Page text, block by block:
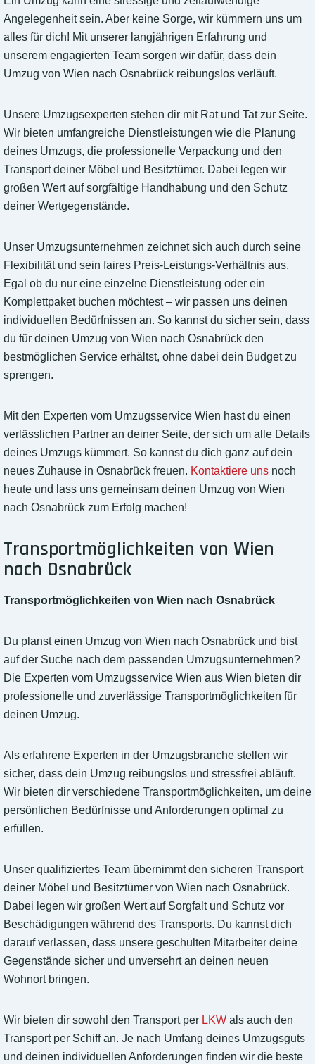
Angelegenheit sein. Aber keine Sorge, wir kümmern uns um
alles für dich! Mit unserer langjährigen Erfahrung und
unserem engagierten Team sorgen wir dafür, dass dein
Umzug von Wien nach Osnabrück reibungslos verläuft.
Unsere Umzugsexperten stehen dir mit Rat und Tat zur Seite.
Wir bieten umfangreiche Dienstleistungen wie die Planung
deines Umzugs, die professionelle Verpackung und den
Transport deiner Möbel und Besitztümer. Dabei legen wir
großen Wert auf sorgfältige Handhabung und den Schutz
deiner Wertgegenstände.
Unser Umzugsunternehmen zeichnet sich auch durch seine
Flexibilität und sein faires Preis-Leistungs-Verhältnis aus.
Egal ob du nur eine einzelne Dienstleistung oder ein
Komplettpaket buchen möchtest – wir passen uns deinen
individuellen Bedürfnissen an. So kannst du sicher sein, dass
du für deinen Umzug von Wien nach Osnabrück den
bestmöglichen Service erhältst, ohne dabei dein Budget zu
sprengen.
Mit den Experten vom Umzugsservice Wien hast du einen
verlässlichen Partner an deiner Seite, der sich um alle Details
deines Umzugs kümmert. So kannst du dich ganz auf dein
neues Zuhause in Osnabrück freuen. Kontaktiere uns noch
heute und lass uns gemeinsam deinen Umzug von Wien
nach Osnabrück zum Erfolg machen!
Transportmöglichkeiten von Wien
nach Osnabrück
Transportmöglichkeiten von Wien nach Osnabrück
Du planst einen Umzug von Wien nach Osnabrück und bist
auf der Suche nach dem passenden Umzugsunternehmen?
Die Experten vom Umzugsservice Wien aus Wien bieten dir
professionelle und zuverlässige Transportmöglichkeiten für
deinen Umzug.
Als erfahrene Experten in der Umzugsbranche stellen wir
sicher, dass dein Umzug reibungslos und stressfrei abläuft.
Wir bieten dir verschiedene Transportmöglichkeiten, um deine
persönlichen Bedürfnisse und Anforderungen optimal zu
erfüllen.
Unser qualifiziertes Team übernimmt den sicheren Transport
deiner Möbel und Besitztümer von Wien nach Osnabrück.
Dabei legen wir großen Wert auf Sorgfalt und Schutz vor
Beschädigungen während des Transports. Du kannst dich
darauf verlassen, dass unsere geschulten Mitarbeiter deine
Gegenstände sicher und unversehrt an deinen neuen
Wohnort bringen.
Wir bieten dir sowohl den Transport per LKW als auch den
Transport per Schiff an. Je nach Umfang deines Umzugsguts
und deinen individuellen Anforderungen finden wir die beste